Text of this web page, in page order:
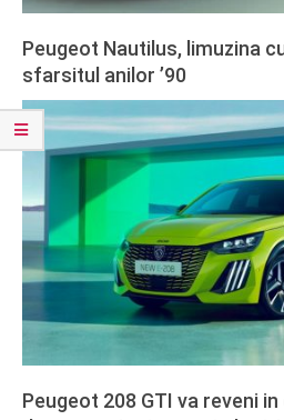
Peugeot Nautilus, limuzina
sfarsitul anilor ’90
2026-
02-
28
Peugeot 208 GTI va reveni